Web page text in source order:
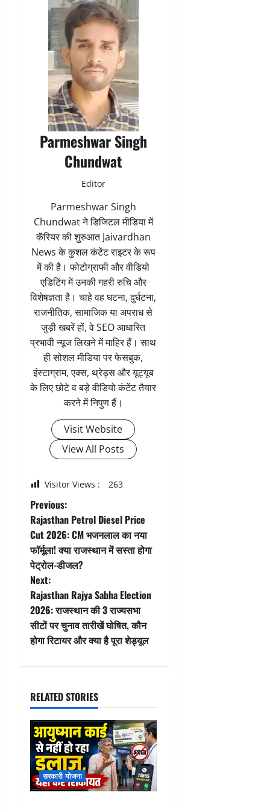
Parmeshwar Singh
Chundwat
Editor
Parmeshwar Singh
Chundwat ने डिजिटल मीडिया में
कॅरियर की शुरुआत Jaivardhan
News के कुशल कंटेंट राइटर के रूप
में की है। फोटोग्राफी और वीडियो
एडिटिंग में उनकी गहरी रुचि और
विशेषज्ञता है। चाहे वह घटना, दुर्घटना,
राजनीतिक, सामाजिक या अपराध से
जुड़ी खबरें हों, वे SEO आधारित
प्रभावी न्यूज लिखने में माहिर हैं। साथ
ही सोशल मीडिया पर फेसबुक,
इंस्टाग्राम, एक्स, थ्रेड्स और यूट्यूब
के लिए छोटे व बड़े वीडियो कंटेंट तैयार
करने में निपुण हैं।
Visit Website
View All Posts
Visitor Views : 263
P
o
s
t
n
a
i
g
a
t
i
Previous:
Rajasthan Petrol Diesel Price
Cut 2026: CM भजनलाल का नया
फॉर्मूला! क्या राजस्थान में सस्ता होगा
पेट्रोल-डीजल?
Next:
Rajasthan Rajya Sabha Election
2026: राजस्थान की 3 राज्यसभा
सीटों पर चुनाव तारीखें घोषित, कौन
होगा रिटायर और क्या है पूरा शेड्यूल
RELATED STORIES
सरकारी योजना